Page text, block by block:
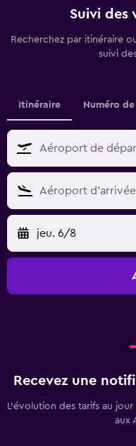
Suivi des
Recherchez par itinéraire
suivi
Itinéraire Numéro de
jeu. 6/8
Recevez une
L’évolution des tarifs au
aux